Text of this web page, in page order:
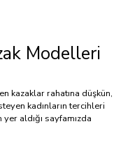
Modelleri
kazaklar rahatına düşkün,
kadınların tercihleri
aldığı sayfamızda